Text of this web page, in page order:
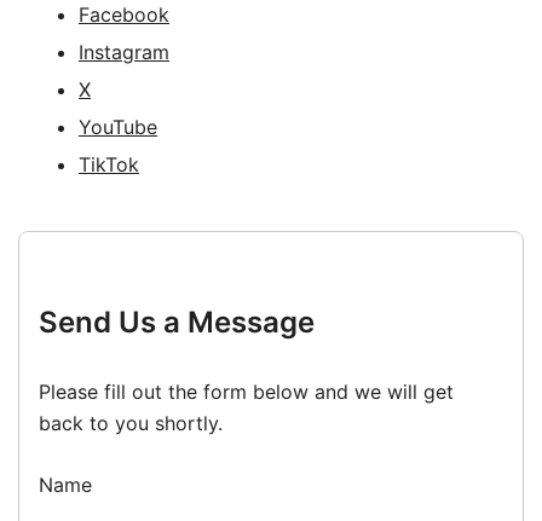
Facebook
Instagram
X
YouTube
TikTok
Send Us a Message
Please fill out the form below and we will get
back to you shortly.
Name